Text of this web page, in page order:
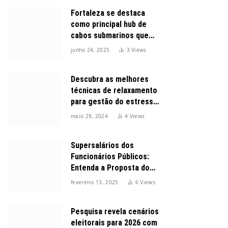
Fortaleza se destaca
como principal hub de
cabos submarinos que
conectam o Brasil ao
junho 24, 2025 3Views
Descubra as melhores
técnicas de relaxamento
para gestão do estresse
durante o dia
maio 29, 2024 4 Views
Supersalários dos
Funcionários Públicos:
Entenda a Proposta do
Governo para Limitar
fevereiro 13, 2025 6Views
Pesquisa revela cenários
eleitorais para 2026 com